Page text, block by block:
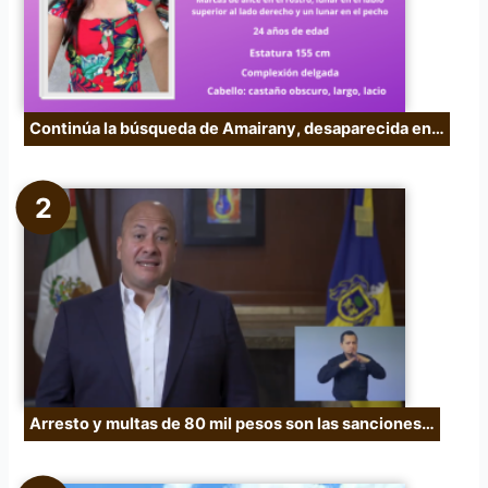
Continúa la búsqueda de Amairany, desaparecida en…
Arresto y multas de 80 mil pesos son las sanciones…